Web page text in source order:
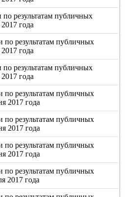
результатам публичных
года
результатам публичных
года
результатам публичных
года
результатам публичных
2017 года
результатам публичных
2017 года
результатам публичных
2017 года
результатам публичных
2017 года